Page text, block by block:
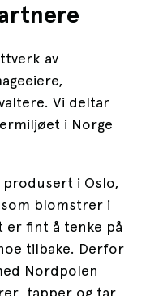
av
Vi deltar
i Norge
produsert i Oslo,
blomstrer i
er fint å tenke på
tilbake. Derfor
Nordpolen
tapper og tar